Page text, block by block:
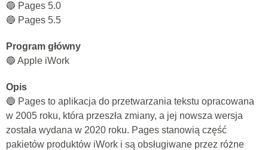
🔵 Pages 5.0
🔵 Pages 5.5
Program główny
🔵 Apple iWork
Opis
🔵 Pages to aplikacja do przetwarzania tekstu opracowana
w 2005 roku, która przeszła zmiany, a jej nowsza wersja
została wydana w 2020 roku. Pages stanowią część
pakietów produktów iWork i są obsługiwane przez różne